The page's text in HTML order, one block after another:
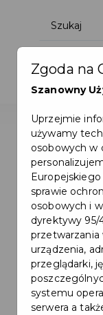
Zgoda na
Szanowny
Uprzejmie
używamy
osobowych w
Europejskiego
sprawie
osobowych i
dyrektywy 95/
przetwarzania
urządzenia,
przeglądarki,
systemu
serwera a